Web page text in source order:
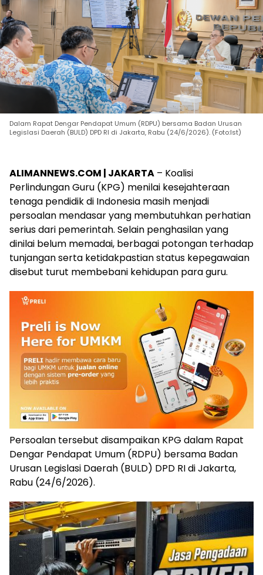
Dalam Rapat Dengar Pendapat Umum (RDPU) bersama Badan Urusan
Legislasi Daerah (BULD) DPD RI di Jakarta, Rabu (24/6/2026). (Foto:Ist)
ALIMANNEWS.COM | JAKARTA – Koalisi
Perlindungan Guru (KPG) menilai kesejahteraan
tenaga pendidik di Indonesia masih menjadi
persoalan mendasar yang membutuhkan perhatian
serius dari pemerintah. Selain penghasilan yang
dinilai belum memadai, berbagai potongan terhadap
tunjangan serta ketidakpastian status kepegawaian
disebut turut membebani kehidupan para guru.
Persoalan tersebut disampaikan KPG dalam Rapat
Dengar Pendapat Umum (RDPU) bersama Badan
Urusan Legislasi Daerah (BULD) DPD RI di Jakarta,
Rabu (24/6/2026).